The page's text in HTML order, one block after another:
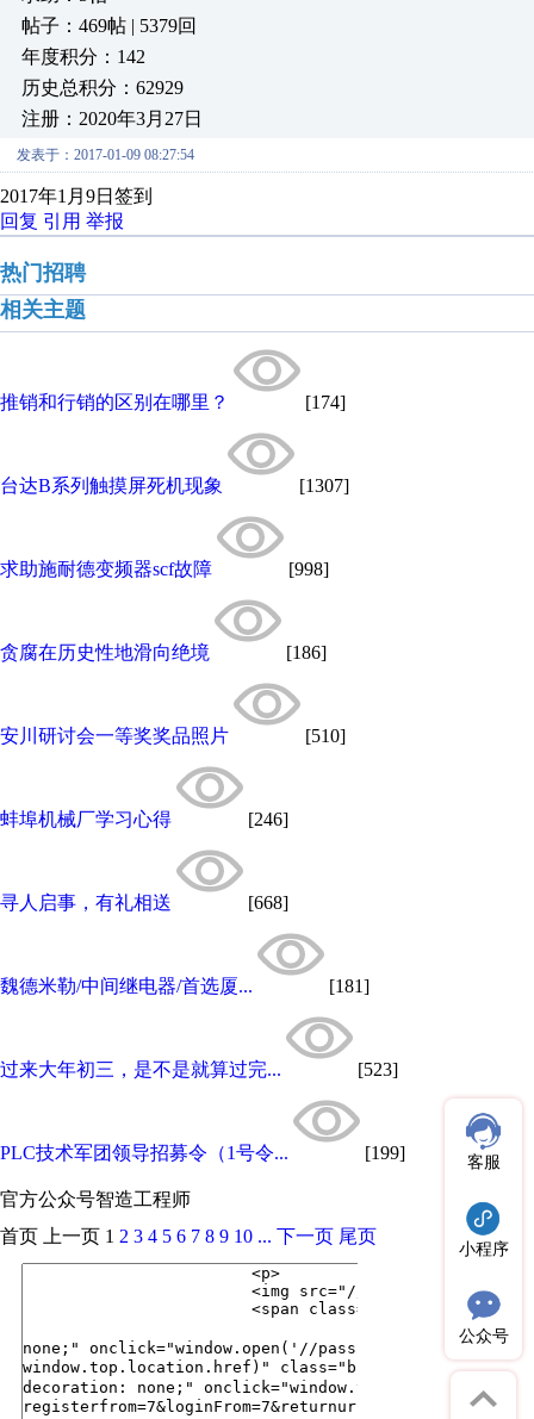
帖子：469帖 | 5379回
年度积分：142
历史总积分：62929
注册：2020年3月27日
发表于：2017-01-09 08:27:54
2017年1月9日签到
回复 引用 举报
热门招聘
相关主题
推销和行销的区别在哪里？ [174]
台达B系列触摸屏死机现象 [1307]
求助施耐德变频器scf故障 [998]
贪腐在历史性地滑向绝境 [186]
安川研讨会一等奖奖品照片 [510]
蚌埠机械厂学习心得 [246]
寻人启事，有礼相送 [668]
魏德米勒/中间继电器/首选厦... [181]
过来大年初三，是不是就算过完... [523]
PLC技术军团领导招募令（1号令... [199]
官方公众号智造工程师
客服
小程序
公众号
首页 上一页 1 2 3 4 5 6 7 8 9 10 ... 下一页 尾页